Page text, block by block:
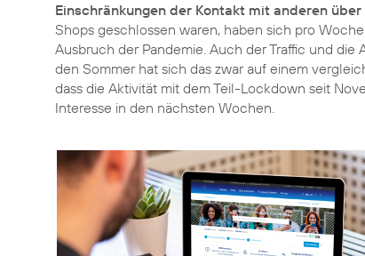
Einschränkungen der Kontakt mit anderen über
Shops geschlossen waren, haben sich pro
Ausbruch der Pandemie. Auch der Traffic und
den Sommer hat sich das zwar auf einem
dass die Aktivität mit dem Teil-Lockdown seit
Interesse in den nächsten Wochen.